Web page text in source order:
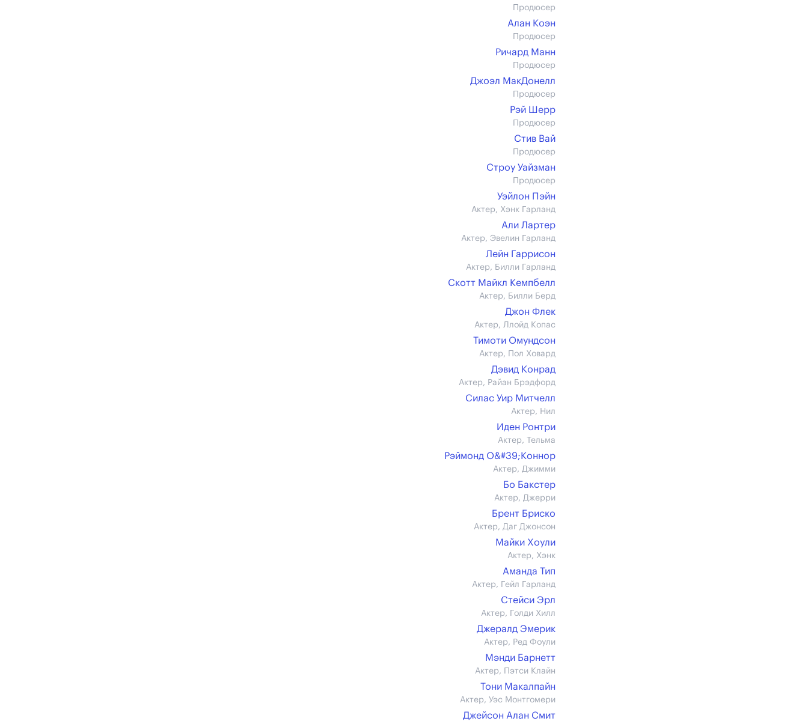
Продюсер
Алан Коэн
Продюсер
Ричард Манн
Продюсер
Джоэл МакДонелл
Продюсер
Рэй Шерр
Продюсер
Стив Вай
Продюсер
Строу Уайзман
Продюсер
Уэйлон Пэйн
Актер, Хэнк Гарланд
Али Лартер
Актер, Эвелин Гарланд
Лейн Гаррисон
Актер, Билли Гарланд
Скотт Майкл Кемпбелл
Актер, Билли Берд
Джон Флек
Актер, Ллойд Копас
Тимоти Омундсон
Актер, Пол Ховард
Дэвид Конрад
Актер, Райан Брэдфорд
Силас Уир Митчелл
Актер, Нил
Иден Ронтри
Актер, Тельма
Рэймонд О&#39;Коннор
Актер, Джимми
Бо Бакстер
Актер, Джерри
Брент Бриско
Актер, Даг Джонсон
Майки Хоули
Актер, Хэнк
Аманда Тип
Актер, Гейл Гарланд
Стейси Эрл
Актер, Голди Хилл
Джералд Эмерик
Актер, Ред Фоули
Мэнди Барнетт
Актер, Пэтси Клайн
Тони Макалпайн
Актер, Уэс Монтгомери
Джейсон Алан Смит